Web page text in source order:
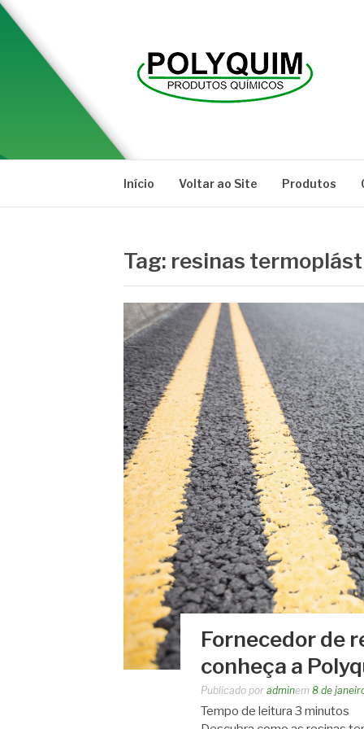
Pular
para
conteúdo
Início Voltar ao Site Produtos
Tag: resinas
Fornecedor de
conheça a
Publicado por adminem 8 de
Tempo de leitura 3 minutos